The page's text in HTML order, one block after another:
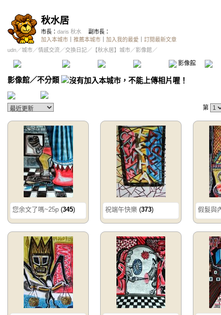
秋水居
市長： daris 秋水
副市長：
加入本城市
推薦本城市 加入我的最愛
訂閱最新文章
udn／城市／情感交流／交換日記／ 【秋水居】城市／影像館／
精華區 投票區 影像館
影像館／不分類
第
您余文了嗎~25p (345) 祝端午快樂 (373) 假髮與